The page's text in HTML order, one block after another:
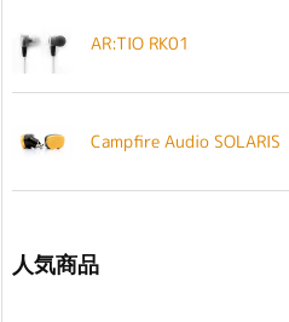
AR:TIO RK01
Campfire Audio SOLARIS
人気商品